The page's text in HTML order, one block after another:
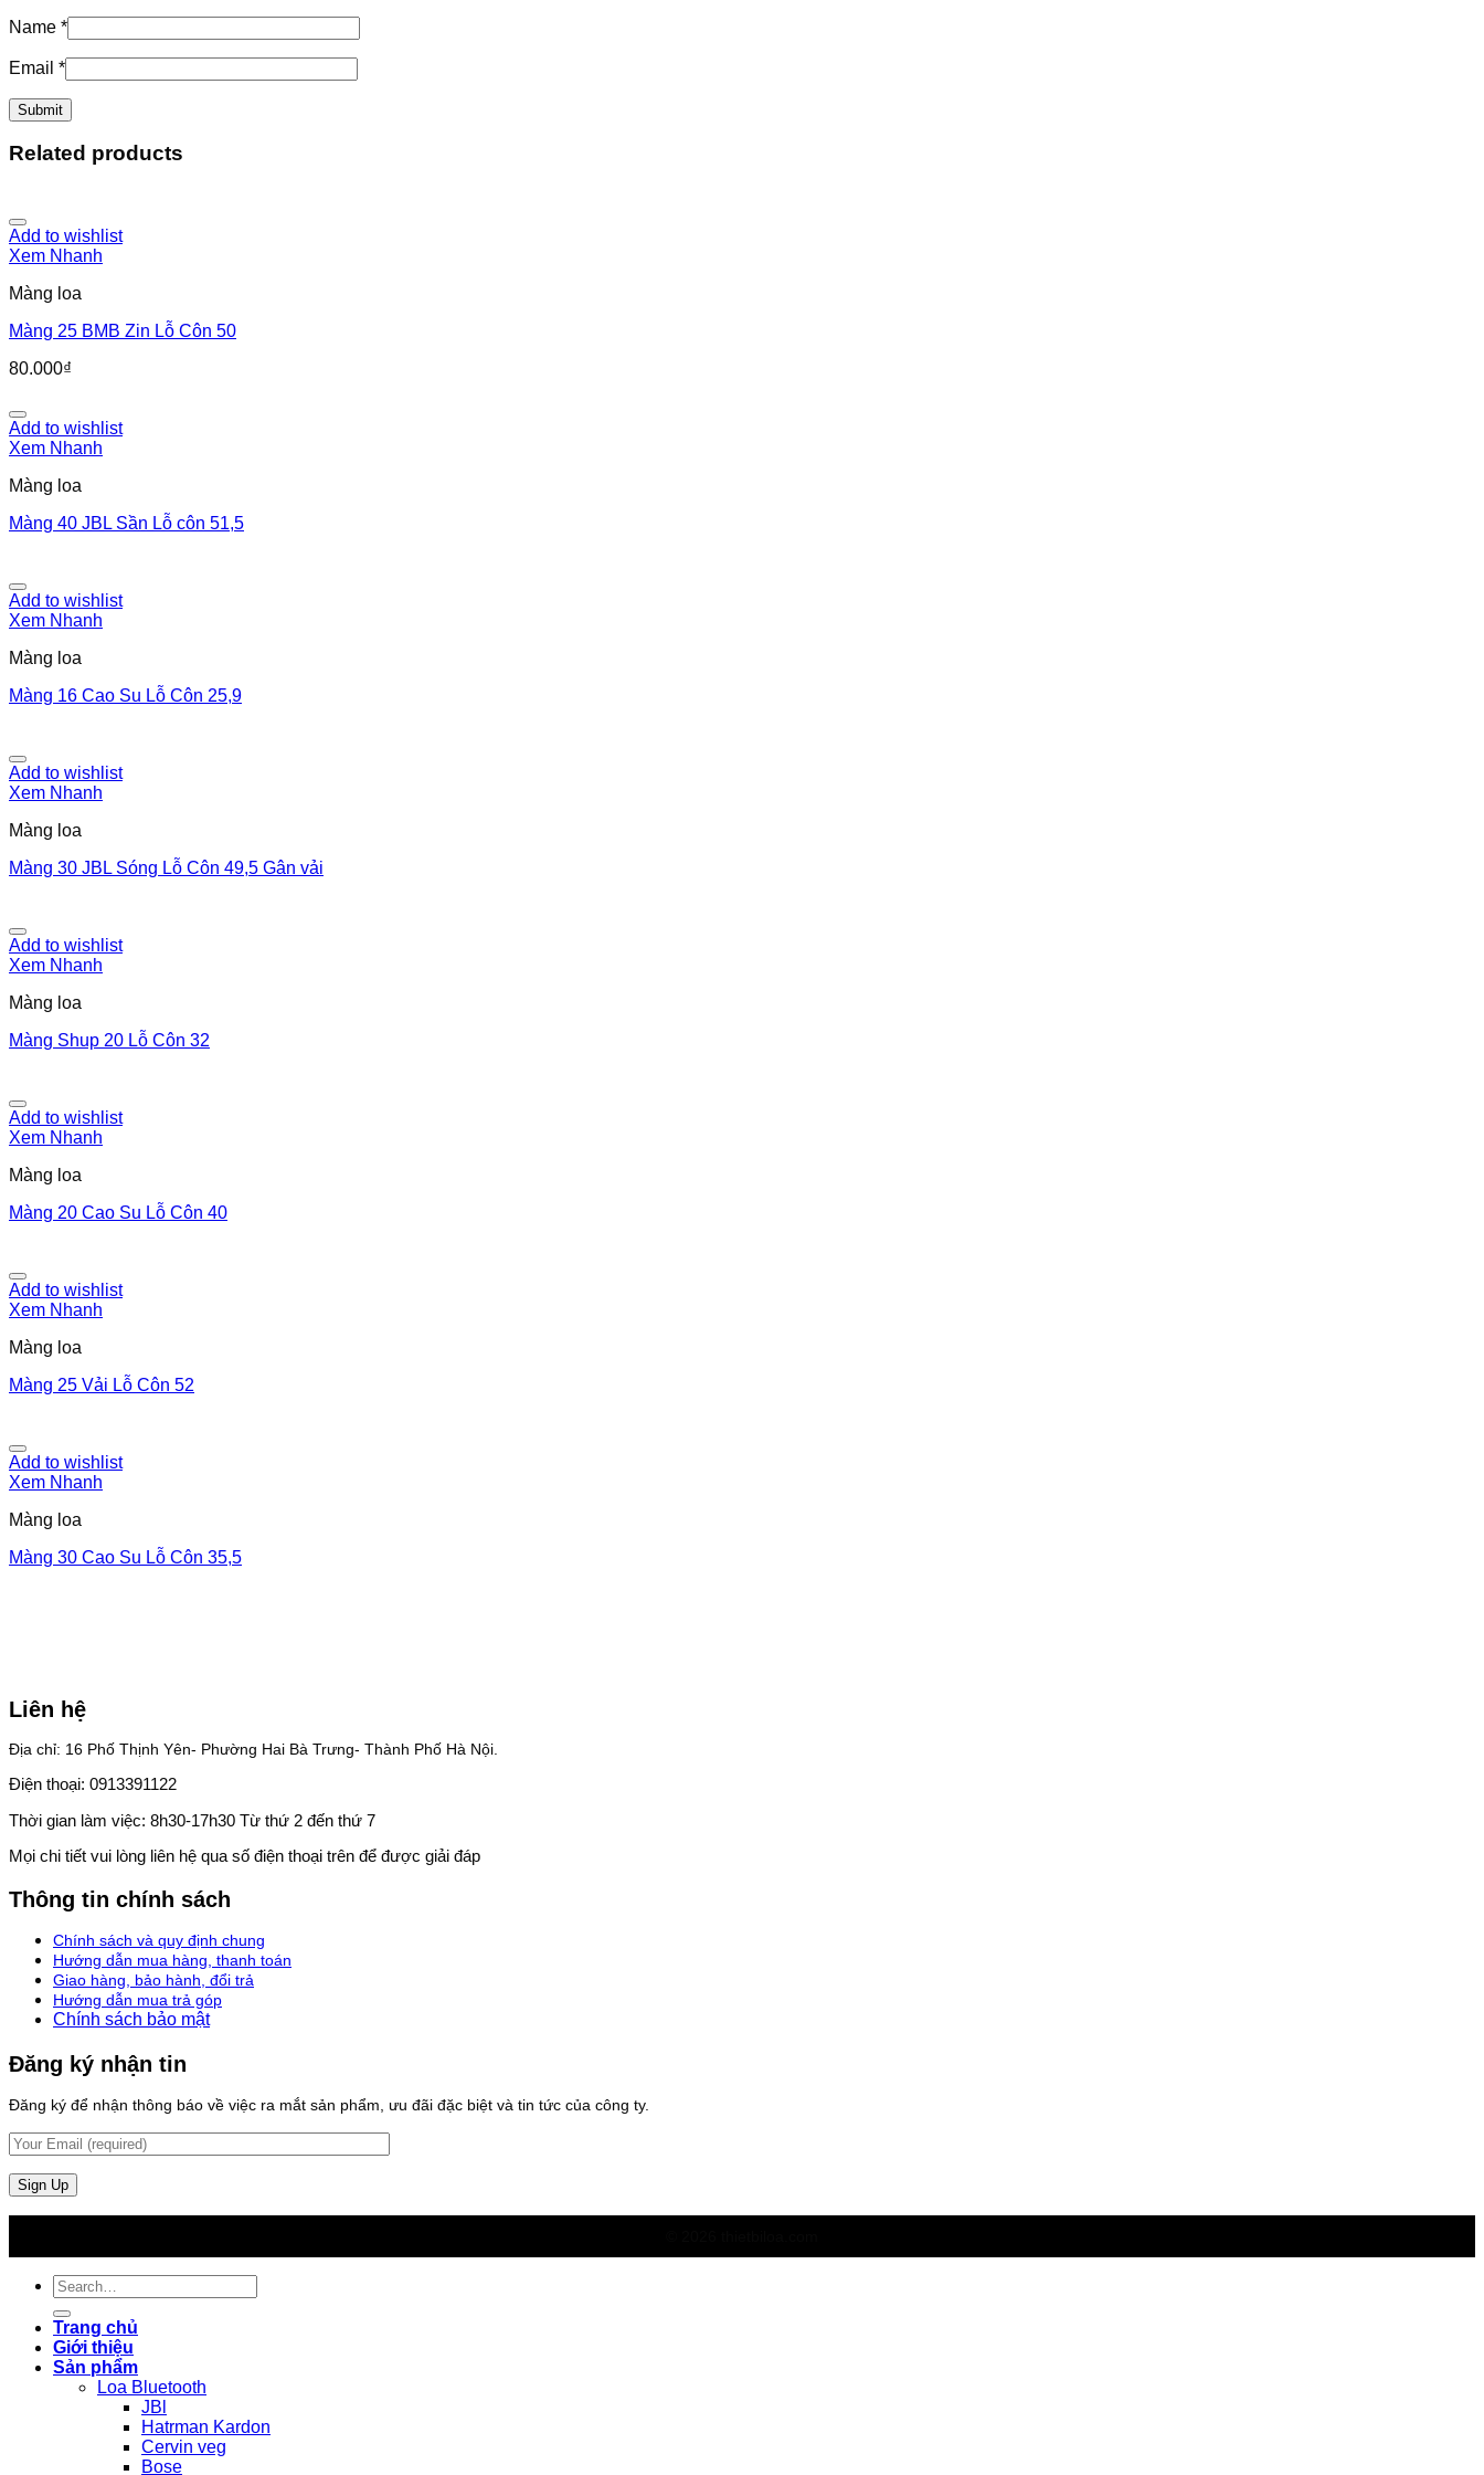
Name *
Email *
Related products
Add to wishlist
Xem Nhanh
Màng loa
Màng 25 BMB Zin Lỗ Côn 50
80.000₫
Add to wishlist
Xem Nhanh
Màng loa
Màng 40 JBL Sần Lỗ côn 51,5
Add to wishlist
Xem Nhanh
Màng loa
Màng 16 Cao Su Lỗ Côn 25,9
Add to wishlist
Xem Nhanh
Màng loa
Màng 30 JBL Sóng Lỗ Côn 49,5 Gân vải
Add to wishlist
Xem Nhanh
Màng loa
Màng Shup 20 Lỗ Côn 32
Add to wishlist
Xem Nhanh
Màng loa
Màng 20 Cao Su Lỗ Côn 40
Add to wishlist
Xem Nhanh
Màng loa
Màng 25 Vải Lỗ Côn 52
Add to wishlist
Xem Nhanh
Màng loa
Màng 30 Cao Su Lỗ Côn 35,5
Liên hệ
Địa chỉ: 16 Phố Thịnh Yên- Phường Hai Bà Trưng- Thành Phố Hà Nội.
Điện thoại: 0913391122
Thời gian làm việc: 8h30-17h30 Từ thứ 2 đến thứ 7
Mọi chi tiết vui lòng liên hệ qua số điện thoại trên để được giải đáp
Thông tin chính sách
Chính sách và quy định chung
Hướng dẫn mua hàng, thanh toán
Giao hàng, bảo hành, đổi trả
Hướng dẫn mua trả góp
Chính sách bảo mật
Đăng ký nhận tin
Đăng ký để nhận thông báo về việc ra mắt sản phẩm, ưu đãi đặc biệt và tin tức của công ty.
Search
for:
Trang chủ
Giới thiệu
Sản phẩm
Loa Bluetooth
JBl
Hatrman Kardon
Cervin veg
Bose